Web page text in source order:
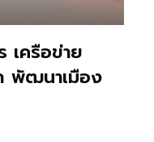
ครือข่าย
พัฒนาเมือง